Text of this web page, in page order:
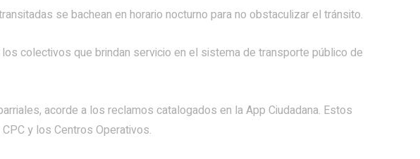
se bachean en horario nocturno para no obstaculizar el tránsito.
colectivos que brindan servicio en el sistema de transporte público de
acorde a los reclamos catalogados en la App Ciudadana. Estos
y los Centros Operativos.